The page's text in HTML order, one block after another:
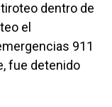
dentro de
el
911
fue detenido